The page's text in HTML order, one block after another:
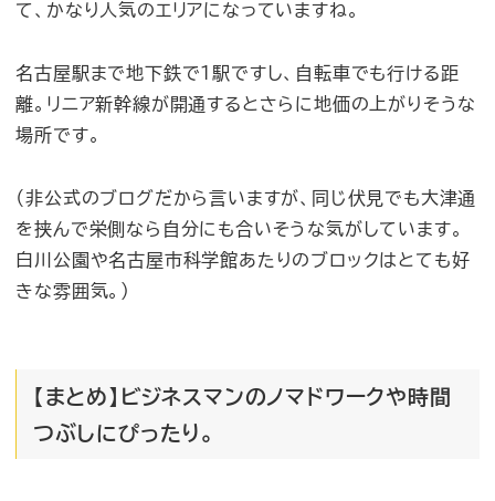
て、かなり人気のエリアになっていますね。
名古屋駅まで地下鉄で1駅ですし、自転車でも行ける距
離。リニア新幹線が開通するとさらに地価の上がりそうな
場所です。
（非公式のブログだから言いますが、同じ伏見でも大津通
を挟んで栄側なら自分にも合いそうな気がしています。
白川公園や名古屋市科学館あたりのブロックはとても好
きな雰囲気。）
【まとめ】ビジネスマンのノマドワークや時間
つぶしにぴったり。